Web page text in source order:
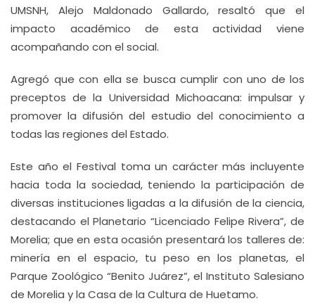
UMSNH, Alejo Maldonado Gallardo, resaltó que el
impacto académico de esta actividad viene
acompañando con el social.
Agregó que con ella se busca cumplir con uno de los
preceptos de la Universidad Michoacana: impulsar y
promover la difusión del estudio del conocimiento a
todas las regiones del Estado.
Este año el Festival toma un carácter más incluyente
hacia toda la sociedad, teniendo la participación de
diversas instituciones ligadas a la difusión de la ciencia,
destacando el Planetario “Licenciado Felipe Rivera”, de
Morelia; que en esta ocasión presentará los talleres de:
minería en el espacio, tu peso en los planetas, el
Parque Zoológico “Benito Juárez”, el Instituto Salesiano
de Morelia y la Casa de la Cultura de Huetamo.